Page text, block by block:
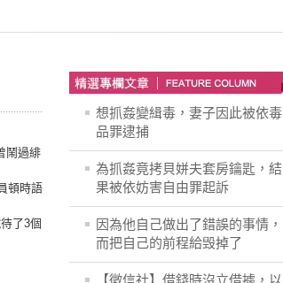
鬧過緋
頓時語
了3個
想抓姦變緝毒，妻子因此被依毒
品罪逮捕
為抓姦竟拷貝姘夫套房鑰匙，結
果被依妨害自由罪起訴
因為他自己做出了錯誤的事情，
而把自己的前程給毁掉了
【徵信社】借錢時沒立借據，以